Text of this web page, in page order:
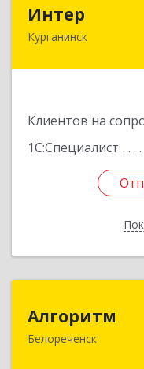
Интер
Курганинск
Клиентов на
1С:Специалист
352430,
Алгоритм
Белореченск
352630,